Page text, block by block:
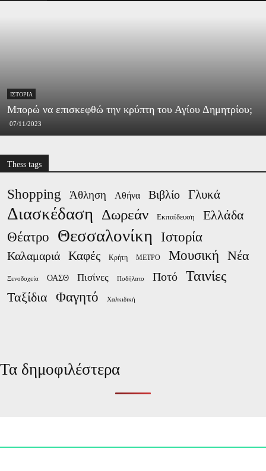
ΙΣΤΟΡΊΑ
Μπορώ να επισκεφθώ την κρύπτη του Αγίου Δημητρίου;
07/11/2023
Thess tags
Shopping Άθληση Αθήνα Βιβλίο Γλυκά
Διασκέδαση Δωρεάν Εκπαίδευση
Ελλάδα
Θέατρο
Θεσσαλονίκη Ιστορία
Καλαμαριά Καφές Κρήτη ΜΕΤΡΟ Μουσική Νέα
Ξενοδοχεία ΟΑΣΘ Πισίνες Ποδήλατο Ποτό Ταινίες
Ταξίδια Φαγητό Χαλκιδική
Τα δημοφιλέστερα